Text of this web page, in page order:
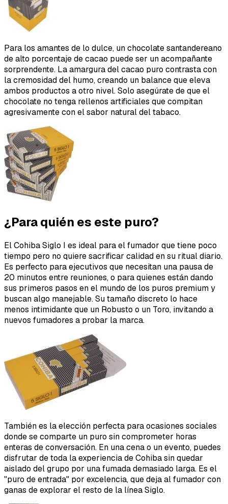
Para los amantes de lo dulce, un chocolate santandereano
de alto porcentaje de cacao puede ser un acompañante
sorprendente. La amargura del cacao puro contrasta con
la cremosidad del humo, creando un balance que eleva
ambos productos a otro nivel. Solo asegúrate de que el
chocolate no tenga rellenos artificiales que compitan
agresivamente con el sabor natural del tabaco.
¿Para quién es este puro?
El Cohiba Siglo I es ideal para el fumador que tiene poco
tiempo pero no quiere sacrificar calidad en su ritual diario.
Es perfecto para ejecutivos que necesitan una pausa de
20 minutos entre reuniones, o para quienes están dando
sus primeros pasos en el mundo de los puros premium y
buscan algo manejable. Su tamaño discreto lo hace
menos intimidante que un Robusto o un Toro, invitando a
nuevos fumadores a probar la marca.
También es la elección perfecta para ocasiones sociales
donde se comparte un puro sin comprometer horas
enteras de conversación. En una cena o un evento, puedes
disfrutar de toda la experiencia de Cohiba sin quedar
aislado del grupo por una fumada demasiado larga. Es el
"puro de entrada" por excelencia, que deja al fumador con
ganas de explorar el resto de la línea Siglo.